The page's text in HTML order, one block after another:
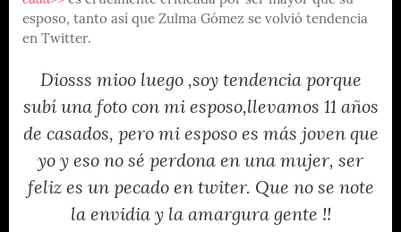
esposo, tanto así que Zulma Gómez se volvió tendencia
en Twitter.
Diosss mioo luego ,soy tendencia porque
subí una foto con mi esposo,llevamos 11 años
de casados, pero mi esposo es más joven que
yo y eso no sé perdona en una mujer, ser
feliz es un pecado en twiter. Que no se note
la envidia y la amargura gente !!